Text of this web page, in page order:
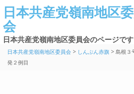
日本共産党嶺南地区
会
日本共産党嶺南地区委員会のページです
日本共産党嶺南地区委員会 > しんぶん赤旗 > 島根３
発２例目